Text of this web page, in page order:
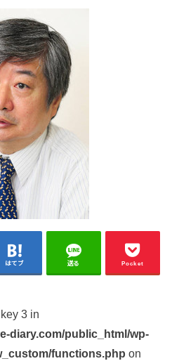
はてブ 送る Pocket
3 in
diary.com/public_html/wp-
functions.php on